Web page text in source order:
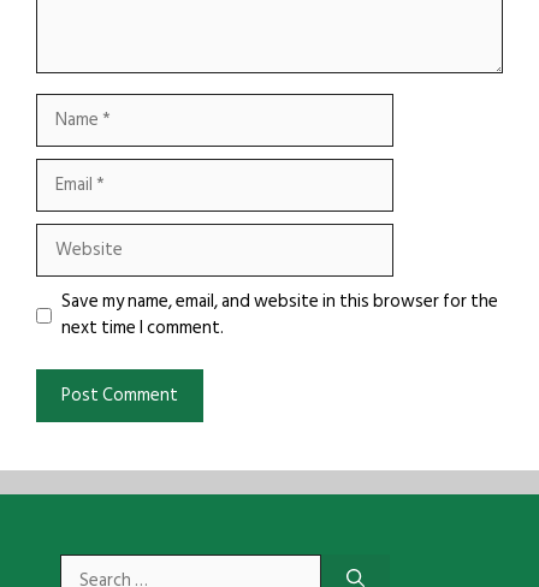
Name
Email
Website
Save my name, email, and website in this browser for the
next time I comment.
Search